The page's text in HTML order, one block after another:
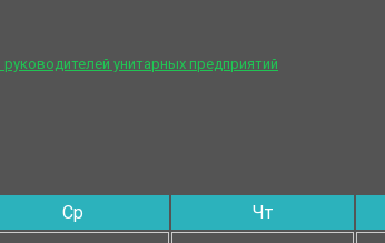
унитарных предприятий
Ср Чт